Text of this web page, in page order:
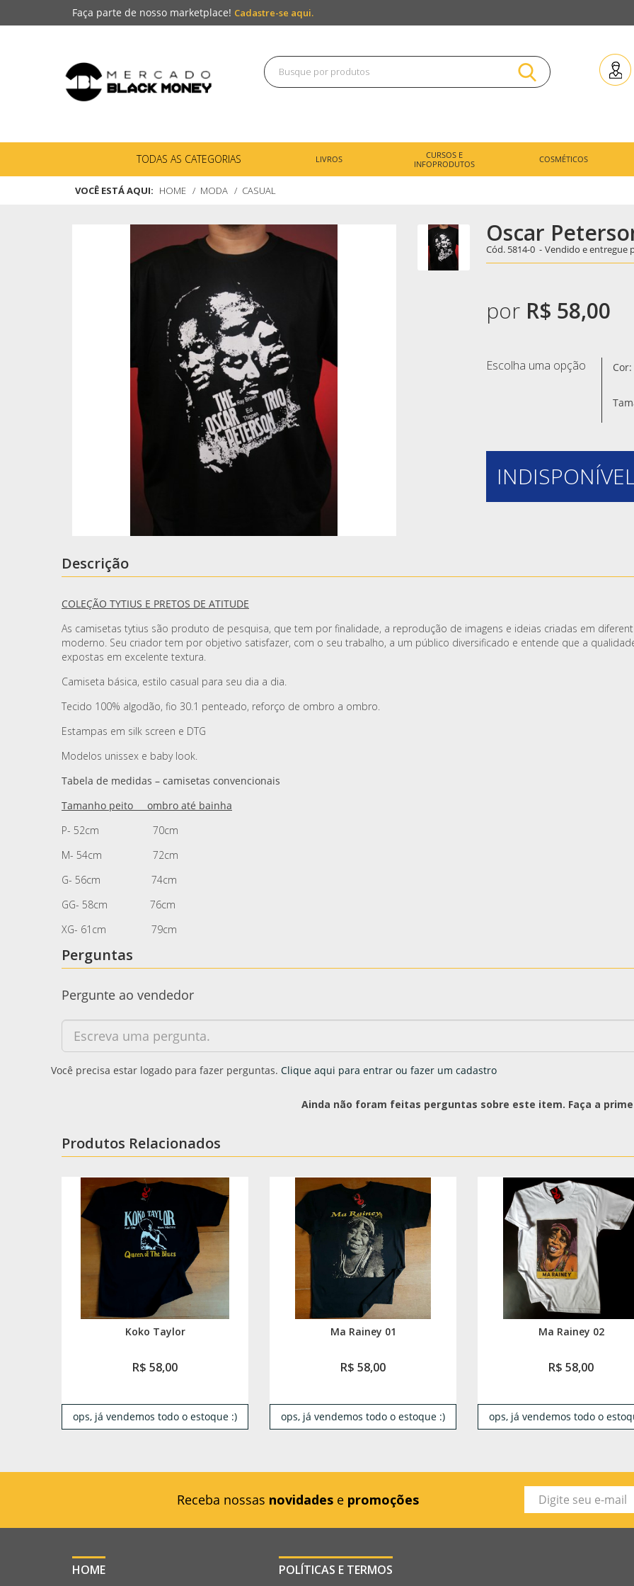
Faça parte de nosso marketplace! Cadastre-se aqui.
TODAS AS CATEGORIAS LIVROS
CURSOS E
INFOPRODUTOS
COSMÉTICOS
VOCÊ ESTÁ AQUI: HOME MODA CASUAL
Oscar
Cód. 5814-0 - Vendido e entregue
por R$ 58,00
Escolha uma opção Cor:
Descrição
COLEÇÃO TYTIUS E PRETOS DE ATITUDE
As camisetas tytius são produto de pesquisa, que tem por finalidade, a reprodução de imagens e ideias criadas em
moderno. Seu criador tem por objetivo satisfazer, com o seu trabalho, a um público diversificado e entende que a
expostas em excelente textura.
Camiseta básica, estilo casual para seu dia a dia.
Tecido 100% algodão, fio 30.1 penteado, reforço de ombro a ombro.
Estampas em silk screen e DTG
Modelos unissex e baby look.
Tabela de medidas – camisetas convencionais
Tamanho peito ombro até bainha
P- 52cm 70cm
M- 54cm 72cm
G- 56cm 74cm
GG- 58cm 76cm
XG- 61cm 79cm
Perguntas
Pergunte ao vendedor
Você precisa estar logado para fazer perguntas. Clique aqui para entrar ou fazer um cadastro
Ainda não foram feitas perguntas sobre este item. Faça a
Produtos Relacionados
Koko Taylor
R$ 58,00
ops, já vendemos todo o estoque :)
Ma Rainey 01
R$ 58,00
ops, já vendemos todo o estoque :)
Ma Rainey 02
R$ 58,00
ops, já vendemos todo o
Receba nossas novidades e promoções
HOME POLÍTICAS E TERMOS